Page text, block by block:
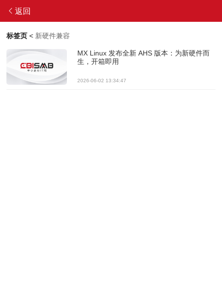
返回
标签页 < 新硬件兼容
MX Linux 发布全新 AHS 版本：为新硬件而
生，开箱即用
2026-06-02 13:34:47